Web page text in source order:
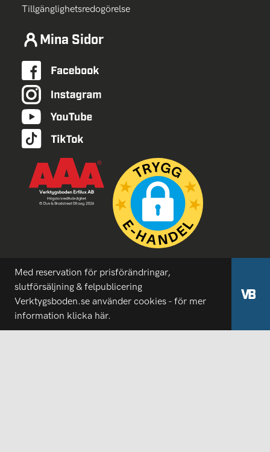
Tillgänglighetsredogörelse
Mina Sidor
Med reservation för prisförändringar,
slutförsäljning & felpublicering
Verktygsboden.se använder cookies - för mer
information klicka här.